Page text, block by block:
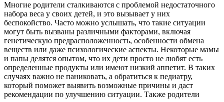
Многие родители сталкиваются с проблемой недостаточного
набора веса у своих детей, и это вызывает у них
беспокойство. Часто можно услышать, что такие ситуации
могут быть вызваны различными факторами, включая
генетическую предрасположенность, особенности обмена
веществ или даже психологические аспекты. Некоторые мамы
и папы делятся опытом, что их дети просто не любят есть
определенные продукты или имеют низкий аппетит. В таких
случаях важно не паниковать, а обратиться к педиатру,
который поможет выявить возможные причины и даст
рекомендации по улучшению ситуации. Также родители